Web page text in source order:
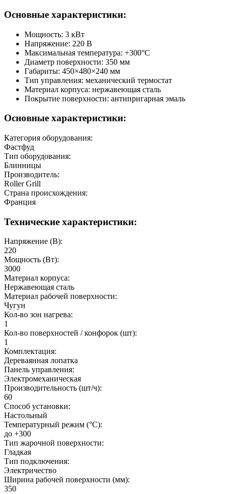
Основные характеристики:
Мощность: 3 кВт
Напряжение: 220 В
Максимальная температура: +300°C
Диаметр поверхности: 350 мм
Габариты: 450×480×240 мм
Тип управления: механический термостат
Материал корпуса: нержавеющая сталь
Покрытие поверхности: антипригарная эмаль
Основные характеристики:
Категория оборудования:
Фастфуд
Тип оборудования:
Блинницы
Производитель:
Roller Grill
Страна происхождения:
Франция
Технические характеристики:
Напряжение (В):
220
Мощность (Вт):
3000
Материал корпуса:
Нержавеющая сталь
Материал рабочей поверхности:
Чугун
Кол-во зон нагрева:
1
Кол-во поверхностей / конфорок (шт):
1
Комплектация:
Дереваянная лопатка
Панель управления:
Электромеханическая
Производительность (шт/ч):
60
Способ установки:
Настольный
Температурный режим (°C):
до +300
Тип жарочной поверхности:
Гладкая
Тип подключения:
Электричество
Ширина рабочей поверхности (мм):
350